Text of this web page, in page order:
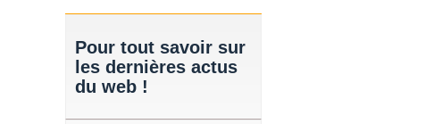
Pour tout savoir sur
les dernières actus
du web !